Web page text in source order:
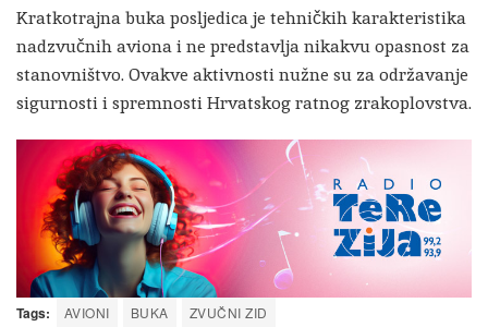
Kratkotrajna buka posljedica je tehničkih karakteristika
nadzvučnih aviona i ne predstavlja nikakvu opasnost za
stanovništvo. Ovakve aktivnosti nužne su za održavanje
sigurnosti i spremnosti Hrvatskog ratnog zrakoplovstva.
Tags: AVIONI BUKA ZVUČNI ZID